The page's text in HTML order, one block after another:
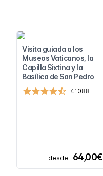
Visita guiada a los
Museos Vaticanos, la
Capilla Sixtina y la
Basílica de San Pedro
41088
desde 64,00€